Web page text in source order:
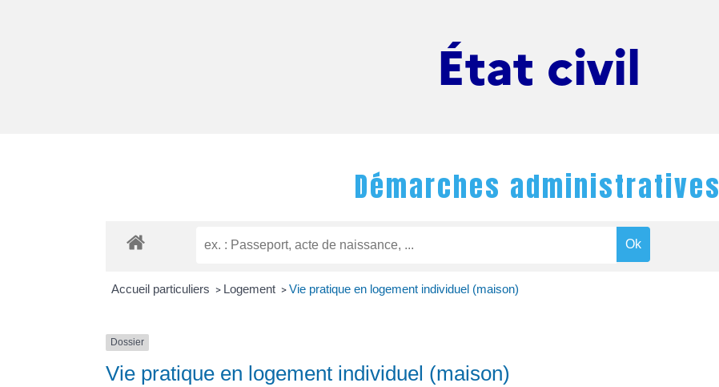
État civil
Démarches administratives
Accueil particuliers > Logement > Vie pratique en logement individuel (maison)
Dossier
Vie pratique en logement individuel (maison)